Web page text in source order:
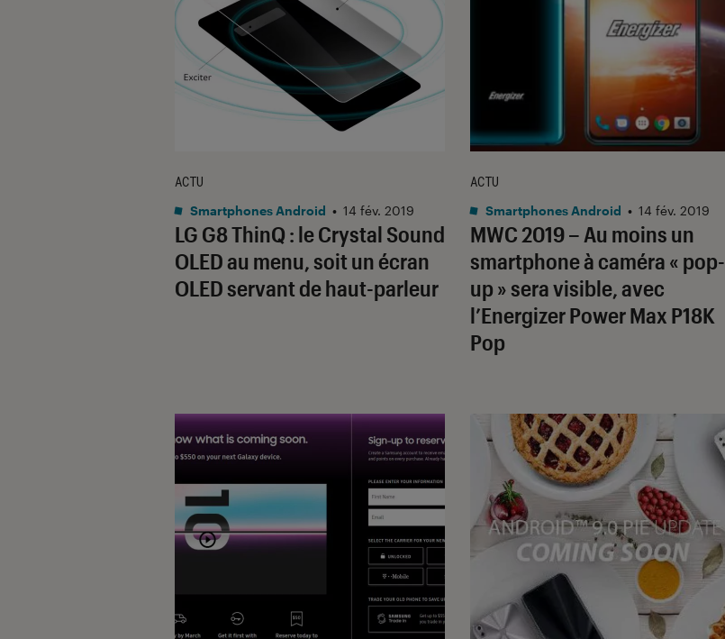
LG G8 ThinQ : le Crystal Sound
OLED au menu, soit un écran
OLED servant de haut-parleur
ACTU
Smartphones Android • 14 fév. 2019
MWC 2019 – Au moins un
smartphone à caméra « pop-
up » sera visible, avec
l’Energizer Power Max P18K
Pop
ACTU
Smartphones Android • 14 fév. 2019